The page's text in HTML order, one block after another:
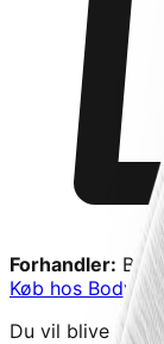
Forhandler:
Køb hos Bodylab
Du vil blive